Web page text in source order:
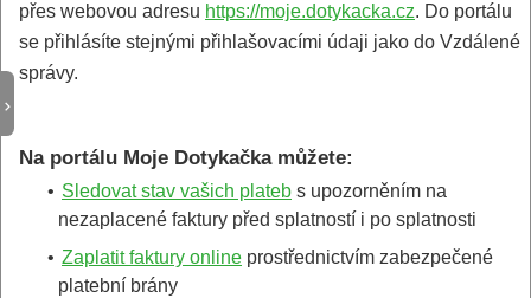
přes webovou adresu https://moje.dotykacka.cz. Do portálu
se přihlásíte stejnými přihlašovacími údaji jako do Vzdálené
správy.
Na portálu Moje Dotykačka můžete:
• Sledovat stav vašich plateb s upozorněním na
nezaplacené faktury před splatností i po splatnosti
• Zaplatit faktury online prostřednictvím zabezpečené
platební brány